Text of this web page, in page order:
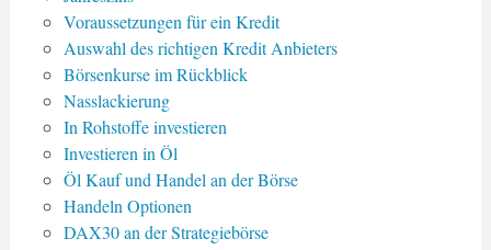
Voraussetzungen für ein Kredit
Auswahl des richtigen Kredit Anbieters
Börsenkurse im Rückblick
Nasslackierung
In Rohstoffe investieren
Investieren in Öl
Öl Kauf und Handel an der Börse
Handeln Optionen
DAX30 an der Strategiebörse